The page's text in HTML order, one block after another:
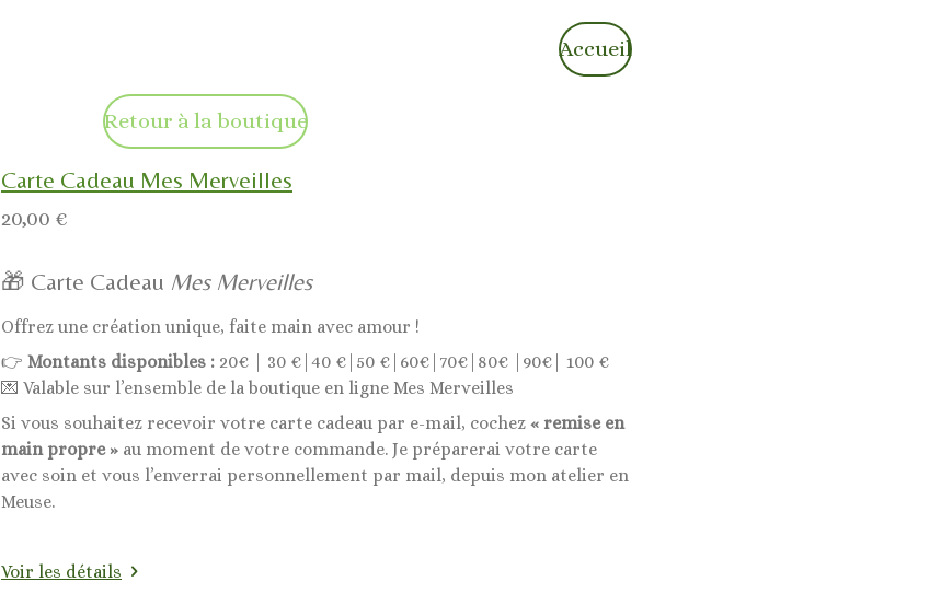
Accueil
Retour à la boutique
Carte Cadeau Mes Merveilles
20,00 €
🎁 Carte Cadeau Mes Merveilles
Offrez une création unique, faite main avec amour !
👉 Montants disponibles : 20€ | 30 €|40 €|50 €|60€|70€|80€ |90€| 100 €
💌 Valable sur l’ensemble de la boutique en ligne Mes Merveilles
Si vous souhaitez recevoir votre carte cadeau par e-mail, cochez « remise en
main propre » au moment de votre commande. Je préparerai votre carte
avec soin et vous l’enverrai personnellement par mail, depuis mon atelier en
Meuse.
Voir les détails